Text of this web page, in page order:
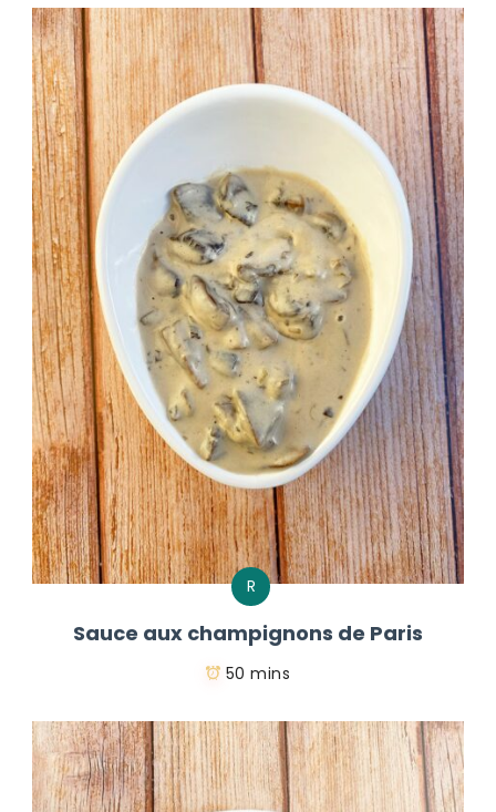
R
Sauce aux champignons de Paris
50 mins